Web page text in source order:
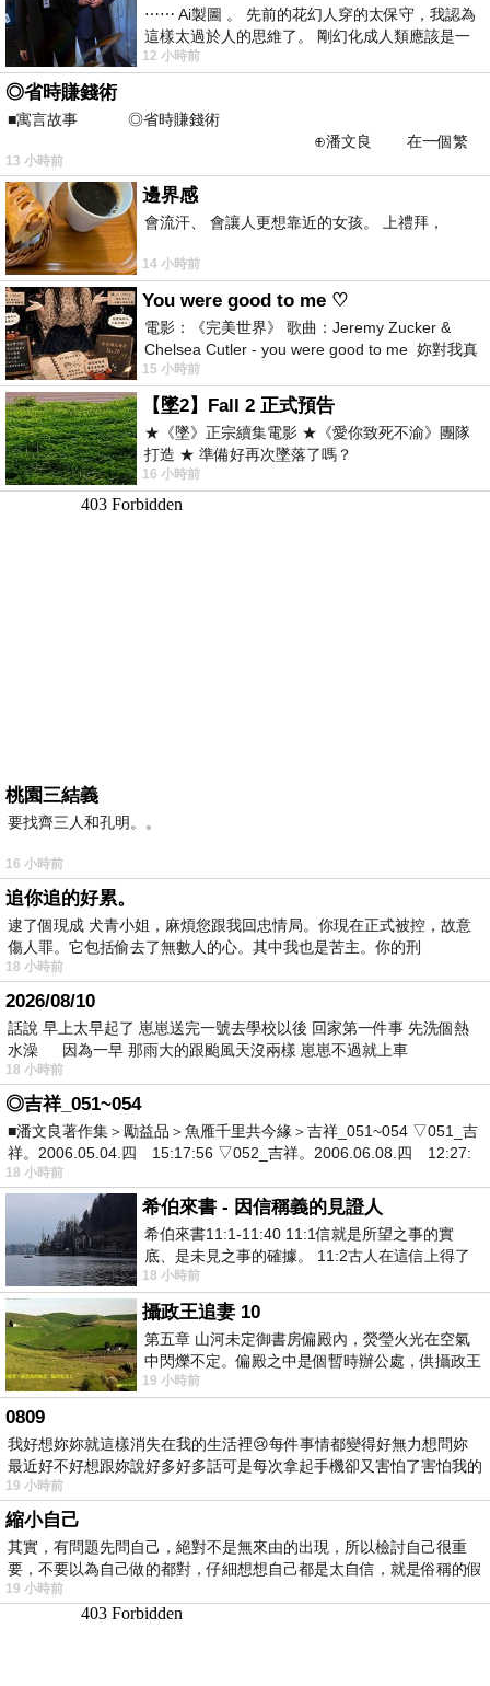
⋯⋯ Ai製圖 。 先前的花幻人穿的太保守，我認為
這樣太過於人的思維了。 剛幻化成人類應該是一
絲不掛吧？ 當然這樣是創不出
12 小時前
◎省時賺錢術
■寓言故事 ◎省時賺錢術
⊕潘文良 在一個繁
華的商業街上，有兩家傳統
13 小時前
邊界感
會流汗、 會讓人更想靠近的女孩。 上禮拜，
14 小時前
You were good to me ♡
電影：《完美世界》 歌曲：Jeremy Zucker &
Chelsea Cutler - you were good to me 妳對我真
好 因
15 小時前
【墜2】Fall 2 正式預告
★《墜》正宗續集電影 ★《愛你致死不渝》團隊
打造 ★ 準備好再次墜落了嗎？
16 小時前
桃園三結義
要找齊三人和孔明。。
16 小時前
追你追的好累。
逮了個現成 犬青小姐，麻煩您跟我回忠情局。你現在正式被控，故意
傷人罪。它包括偷去了無數人的心。其中我也是苦主。你的刑
18 小時前
2026/08/10
話說 早上太早起了 崽崽送完一號去學校以後 回家第一件事 先洗個熱
水澡 因為一早 那雨大的跟颱風天沒兩樣 崽崽不過就上車
18 小時前
◎吉祥_051~054
■潘文良著作集＞勵益品＞魚雁千里共今緣＞吉祥_051~054 ▽051_吉
祥。2006.05.04.四 15:17:56 ▽052_吉祥。2006.06.08.四 12:27:
18 小時前
希伯來書 - 因信稱義的見證人
希伯來書11:1-11:40 11:1信就是所望之事的實
底、是未見之事的確據。 11:2古人在這信上得了
美好的證據。 11:3我們因着信、就知道
18 小時前
攝政王追妻 10
第五章 山河未定御書房偏殿內，熒瑩火光在空氣
中閃爍不定。偏殿之中是個暫時辦公處，供攝政王
於皇宮內廷裡處理公務已然很多年。房內
19 小時前
0809
我好想妳妳就這樣消失在我的生活裡😢每件事情都變得好無力想問妳
最近好不好想跟妳說好多好多話可是每次拿起手機卻又害怕了害怕我的
出現
19 小時前
縮小自己
其實，有問題先問自己，絕對不是無來由的出現，所以檢討自己很重
要，不要以為自己做的都對，仔細想想自己都是太自信，就是俗稱的假
19 小時前